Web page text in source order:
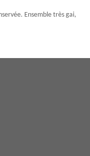
Ensemble très gai,